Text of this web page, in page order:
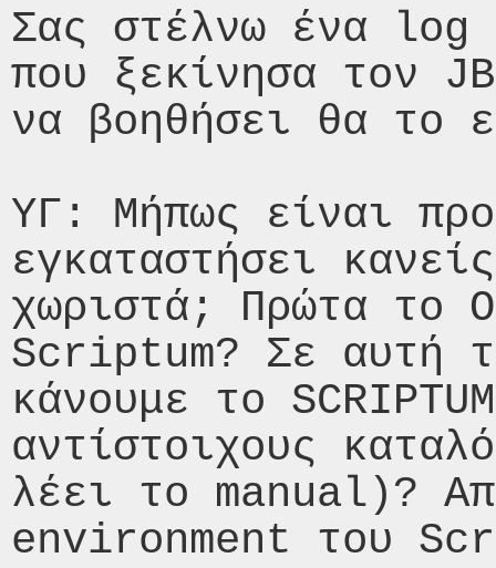
Σας στέλνω ένα log
που ξεκίνησα τον
να βοηθήσει θα το
ΥΓ: Μήπως είναι
εγκαταστήσει
χωριστά; Πρώτα το
Scriptum? Σε αυτή
κάνουμε το
αντίστοιχους
λέει το manual)?
environment του